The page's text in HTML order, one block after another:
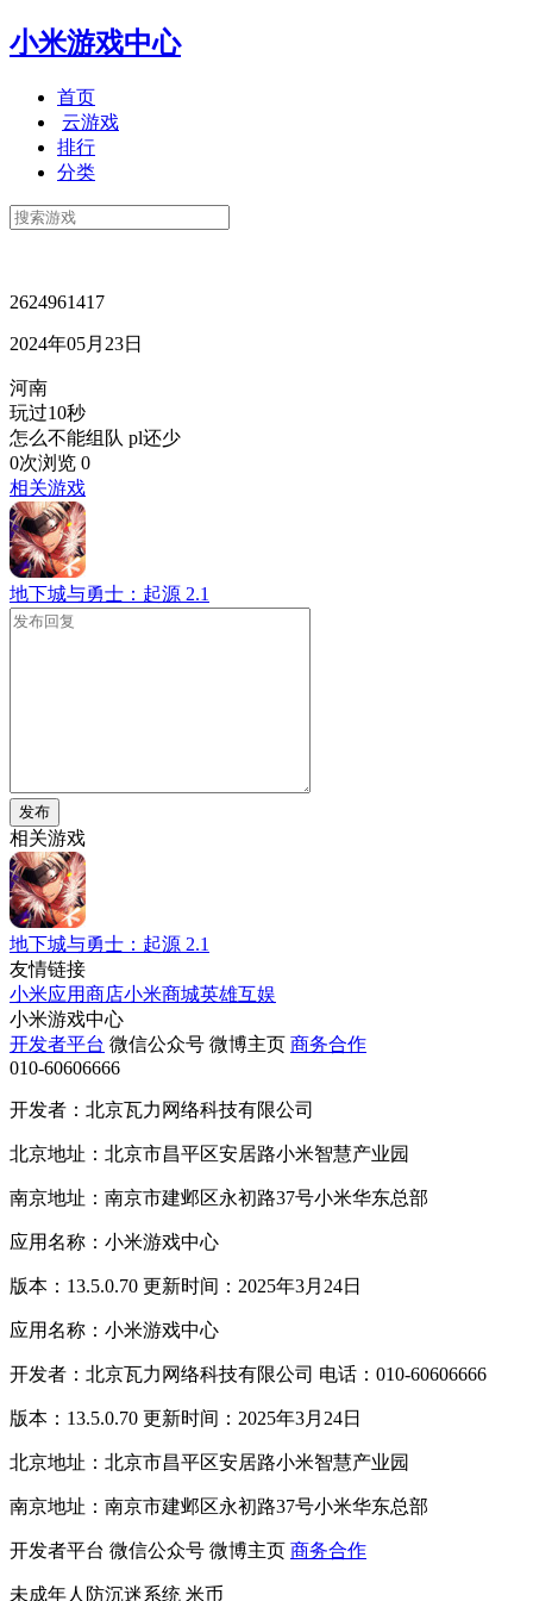
小米游戏中心
首页
云游戏
排行
分类
2624961417
2024年05月23日
河南
玩过10秒
怎么不能组队 pl还少
0次浏览 0
相关游戏
地下城与勇士：起源 2.1
发布
相关游戏
地下城与勇士：起源 2.1
友情链接
小米应用商店小米商城英雄互娱
小米游戏中心
开发者平台 微信公众号 微博主页 商务合作
010-60606666
开发者：北京瓦力网络科技有限公司
北京地址：北京市昌平区安居路小米智慧产业园
南京地址：南京市建邺区永初路37号小米华东总部
应用名称：小米游戏中心
版本：13.5.0.70 更新时间：2025年3月24日
应用名称：小米游戏中心
开发者：北京瓦力网络科技有限公司 电话：010-60606666
版本：13.5.0.70 更新时间：2025年3月24日
北京地址：北京市昌平区安居路小米智慧产业园
南京地址：南京市建邺区永初路37号小米华东总部
开发者平台 微信公众号 微博主页 商务合作
未成年人防沉迷系统 米币